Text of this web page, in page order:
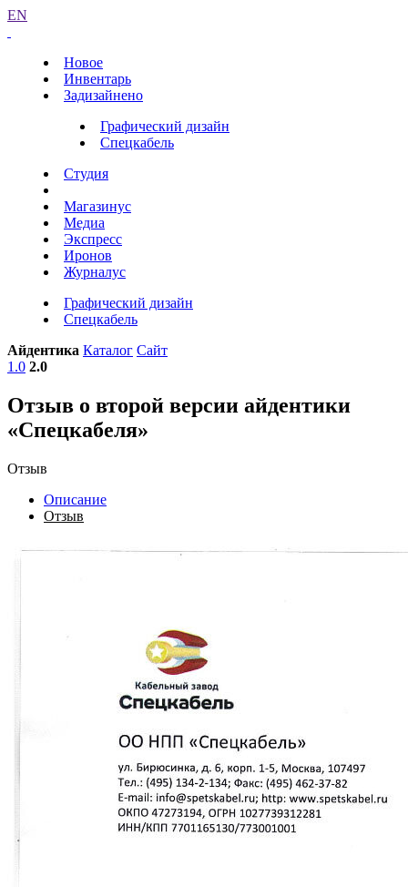
EN
Новое
Инвентарь
Задизайнено
Графический дизайн
Спецкабель
Студия
Магазинус
Медиа
Экспресс
Иронов
Журналус
Графический дизайн
Спецкабель
Айдентика Каталог Сайт
1.0 2.0
Отзыв о второй версии айдентики
«Спецкабеля»
Отзыв
Описание
Отзыв